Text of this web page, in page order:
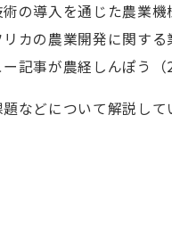
の導入を通じた農業
カの農業開発に関す
記事が農経しんぽう
などについて解説して